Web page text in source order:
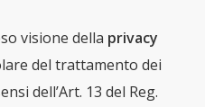
visione della privacy
del trattamento dei
dell’Art. 13 del Reg.